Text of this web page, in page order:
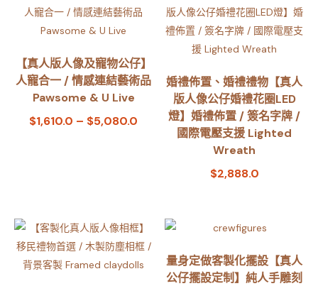
【真人版人像及寵物公仔】
人寵合一 / 情感連結藝術品
Pawsome & U Live
$1,610.0 – $5,080.0
婚禮佈置、婚禮禮物【真人
版人像公仔婚禮花圈LED
燈】婚禮佈置 / 簽名字牌 /
國際電壓支援 Lighted
Wreath
$2,888.0
量身定做客製化擺設【真人
公仔擺設定制】純人手雕刻